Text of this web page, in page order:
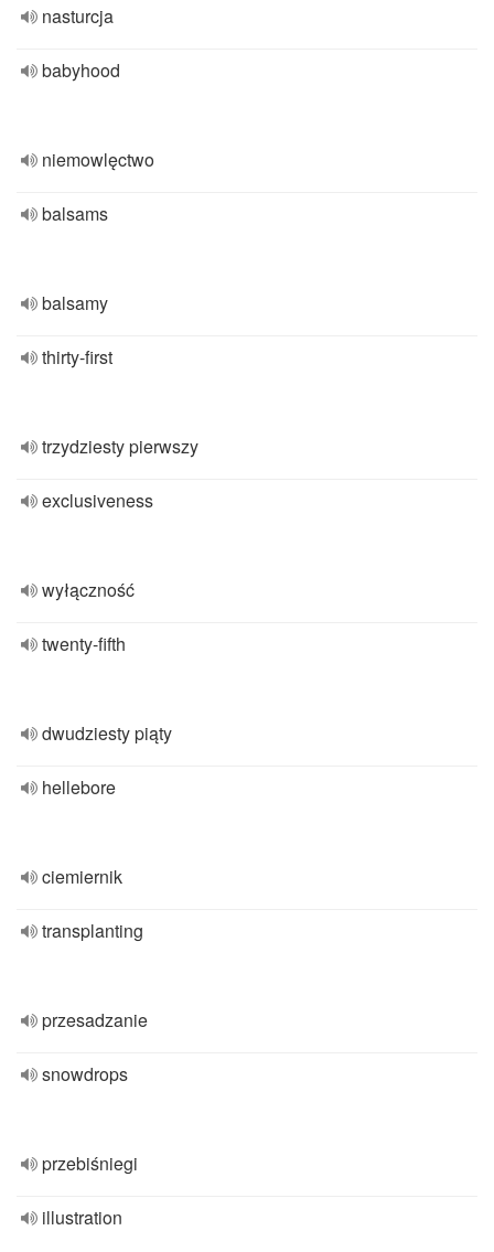
nasturcja
babyhood
niemowlęctwo
balsams
balsamy
thirty-first
trzydziesty pierwszy
exclusiveness
wyłączność
twenty-fifth
dwudziesty piąty
hellebore
ciemiernik
transplanting
przesadzanie
snowdrops
przebiśniegi
illustration